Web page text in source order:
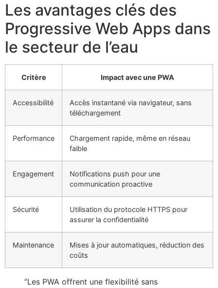
Les avantages clés des
Progressive Web Apps dans
le secteur de l’eau
Critère Impact avec une PWA
Accessibilité
Accès instantané via navigateur, sans
téléchargement
Performance
Chargement rapide, même en réseau
faible
Engagement
Notifications push pour une
communication proactive
Sécurité
Utilisation du protocole HTTPS pour
assurer la confidentialité
Maintenance
Mises à jour automatiques, réduction des
coûts
“Les PWA offrent une flexibilité sans